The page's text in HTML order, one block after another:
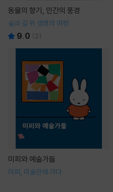
동물의 향기, 인간의 풍경
숲과 길 위 생명의 여정
9.0 ( 2)
미피와 예술가들
미피, 미술관에 가다